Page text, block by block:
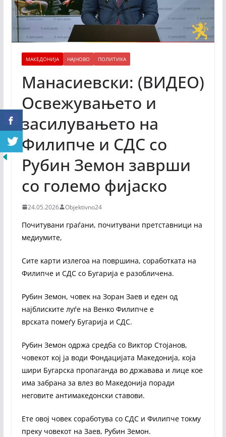
МАКЕДОНИЈА НАЈНОВО ПОЛИТИКА
Манасиевски: (ВИДЕО)
Освежувањето и
засилувањето на
Филипче и СДС со
Рубин Земон заврши
со големо фијаско
24.05.2026 Objektivno24
Почитувани граѓани, почитувани претставници на
медиумите,
Сите карти излегоа на површина, соработката на
Филипче и СДС со Бугарија е разобличена.
Рубин Земон, човек на Зоран Заев и еден од
најблиските луѓе на Венко Филипче е
врската помеѓу Бугарија и СДС.
Рубин Земон одржа средба со Виктор Стојанов,
човекот кој ја води Фондацијата Македонија, која
шири Бугарска пропаганда во државава и лице кое
има забрана за влез во Македонија поради
неговите антимакедонски ставови.
Ете овој човек соработува со СДС и Филипче токму
преку човекот на Заев, Рубин Земон.